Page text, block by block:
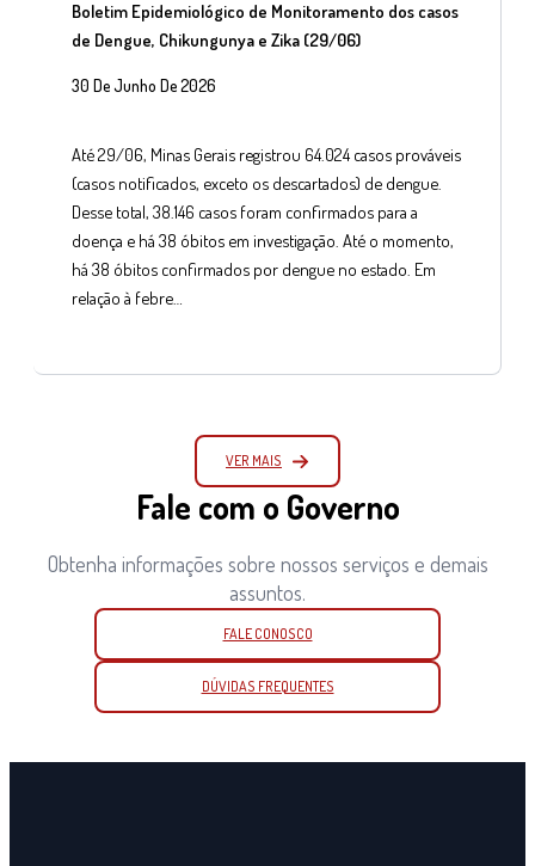
Boletim Epidemiológico de Monitoramento dos casos
de Dengue, Chikungunya e Zika (29/06)
30 De Junho De 2026
Até 29/06, Minas Gerais registrou 64.024 casos prováveis
(casos notificados, exceto os descartados) de dengue.
Desse total, 38.146 casos foram confirmados para a
doença e há 38 óbitos em investigação. Até o momento,
há 38 óbitos confirmados por dengue no estado. Em
relação à febre…
VER MAIS
Fale com o Governo
Obtenha informações sobre nossos serviços e demais
assuntos.
FALE CONOSCO
DÚVIDAS FREQUENTES